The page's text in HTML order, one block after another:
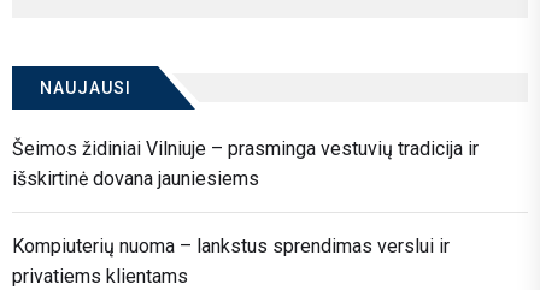
NAUJAUSI
Šeimos židiniai Vilniuje – prasminga vestuvių tradicija ir
išskirtinė dovana jauniesiems
Kompiuterių nuoma – lankstus sprendimas verslui ir
privatiems klientams